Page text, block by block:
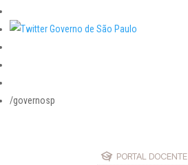
/governosp
PORTAL DOCENTE